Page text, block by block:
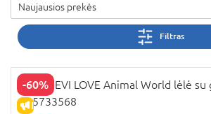
Naujausios prekės
Filtras
-60%
IŠPARDAVIMAS
SIMBA EVI LOVE Animal World lėlė
105733568